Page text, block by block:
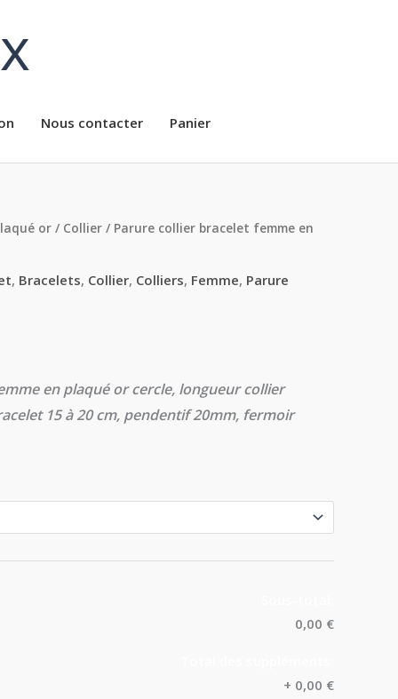
Nous contacter Panier
or / Collier / Parure collier bracelet femme en
, Bracelets, Collier, Colliers, Femme, Parure
en plaqué or cercle, longueur collier
15 à 20 cm, pendentif 20mm, fermoir
0,00 €
+ 0,00 €